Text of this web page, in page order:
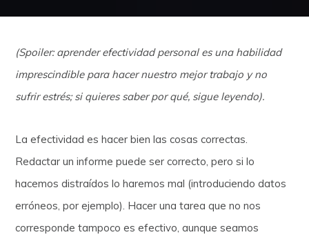
(Spoiler: aprender efectividad personal es una habilidad
imprescindible para hacer nuestro mejor trabajo y no
sufrir estrés; si quieres saber por qué, sigue leyendo).
La efectividad es hacer bien las cosas correctas.
Redactar un informe puede ser correcto, pero si lo
hacemos distraídos lo haremos mal (introduciendo datos
erróneos, por ejemplo). Hacer una tarea que no nos
corresponde tampoco es efectivo, aunque seamos